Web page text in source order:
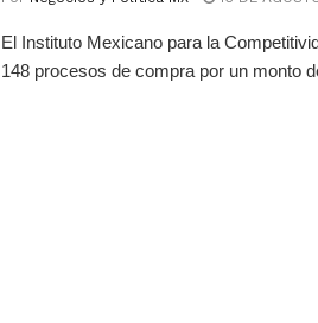
El Instituto Mexicano para la
148 procesos de compra por un monto